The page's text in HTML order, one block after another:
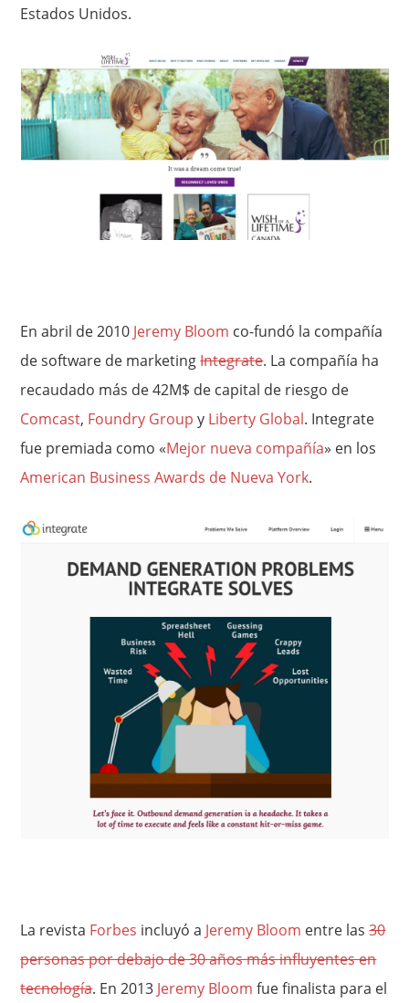
Estados Unidos.
En abril de 2010 Jeremy Bloom co-fundó la compañía
de software de marketingIntegrate. La compañía ha
recaudado más de 42M$ de capital de riesgo de
Comcast, Foundry Group y Liberty Global. Integrate
fue premiada como «Mejor nueva compañía» en los
American Business Awards de Nueva York.
La revista Forbes incluyó a Jeremy Bloom entre las30
personas por debajo de 30 años más influyentes en
tecnología. En 2013 Jeremy Bloom fue finalista para el